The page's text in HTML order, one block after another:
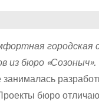
городская
из бюро «Созоныч».
бюро